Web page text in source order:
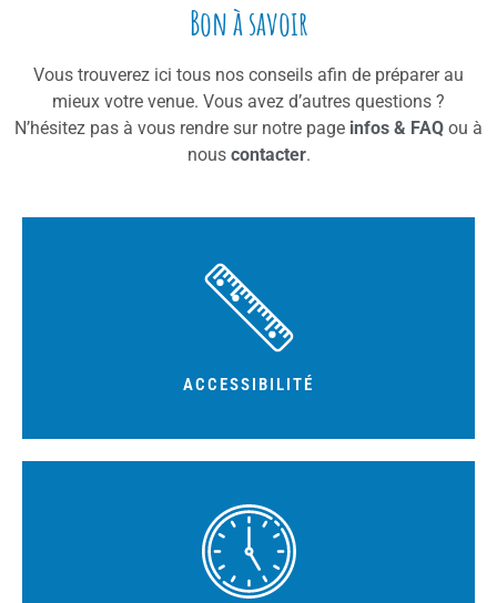
Bon à savoir
Vous trouverez ici tous nos conseils afin de préparer au
mieux votre venue. Vous avez d’autres questions ?
N’hésitez pas à vous rendre sur notre page infos & FAQ ou à
nous contacter.
ACCESSIBILITÉ
Accessible dès 1m20. La présence au sol d’un adulte
est obligatoire pour les enfants.
Prévoir 1h30 d’activités